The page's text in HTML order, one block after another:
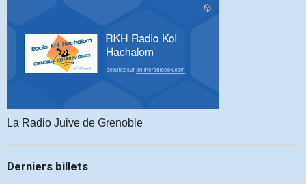
La Radio Juive de Grenoble
Derniers billets